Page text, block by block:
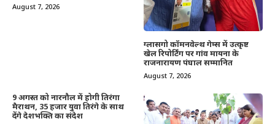
August 7, 2026
ग्लासगो कॉमनवेल्थ गेम्स में उत्कृष्ट
खेल रिपोर्टिंग पर गांव मायना के
राजनारायण पंघाल सम्मानित
August 7, 2026
9 अगस्त को नारनौल में होगी तिरंगा
मैराथन, 35 हजार युवा तिरंगे के साथ
देंगे देशभक्ति का संदेश